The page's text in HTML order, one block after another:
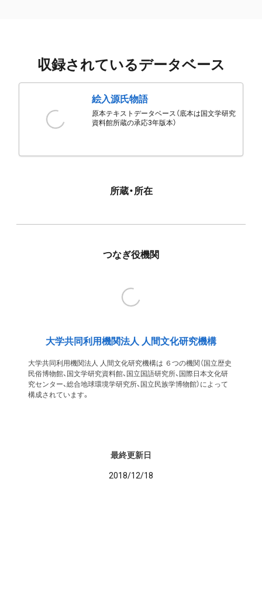
収録されているデータベース
絵入源氏物語
原本テキストデータベース（底本は国文学研究
資料館所蔵の承応3年版本）
所蔵・所在
つなぎ役機関
大学共同利用機関法人 人間文化研究機構
大学共同利用機関法人 人間文化研究機構は ６つの機関（国立歴史
民俗博物館、国文学研究資料館、国立国語研究所、国際日本文化研
究センター、総合地球環境学研究所、国立民族学博物館）によって
構成されています。
最終更新日
2018/12/18